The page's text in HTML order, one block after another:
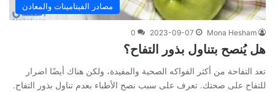
مصادر الفيتامينات والمعادن
Mona Hesham
2023-09-07
0
هل يُنصح بتناول بذور التفاح؟
تعد التفاحة من أكثر الفواكه الصحية والمفيدة، ولكن هناك أيضًا اضرار
للتفاح على صحتك. تعرف على سبب نصح الأطباء بعدم تناول بذور التفاح.